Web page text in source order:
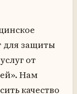
для защиты
от
Нам
качество